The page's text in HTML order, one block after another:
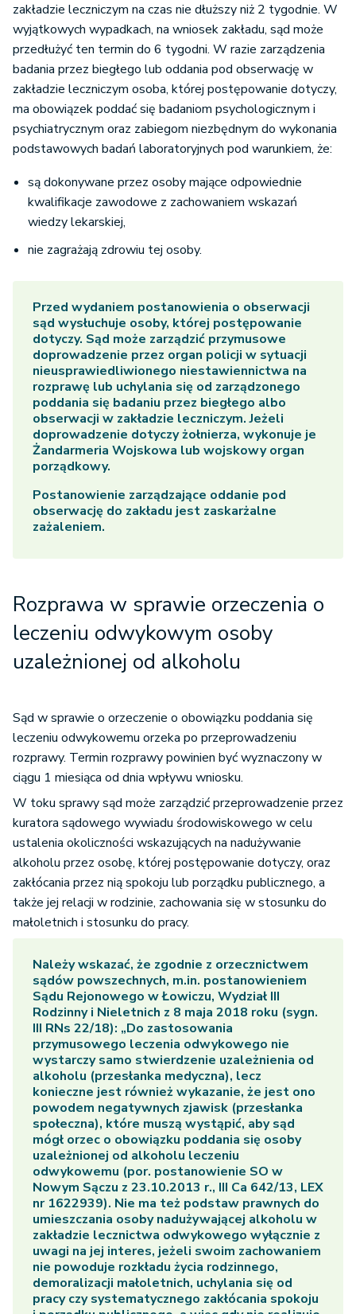
zakładzie leczniczym na czas nie dłuższy niż 2 tygodnie. W
wyjątkowych wypadkach, na wniosek zakładu, sąd może
przedłużyć ten termin do 6 tygodni. W razie zarządzenia
badania przez biegłego lub oddania pod obserwację w
zakładzie leczniczym osoba, której postępowanie dotyczy,
ma obowiązek poddać się badaniom psychologicznym i
psychiatrycznym oraz zabiegom niezbędnym do wykonania
podstawowych badań laboratoryjnych pod warunkiem, że:
są dokonywane przez osoby mające odpowiednie
kwalifikacje zawodowe z zachowaniem wskazań
wiedzy lekarskiej,
nie zagrażają zdrowiu tej osoby.
Przed wydaniem postanowienia o obserwacji
sąd wysłuchuje osoby, której postępowanie
dotyczy. Sąd może zarządzić przymusowe
doprowadzenie przez organ policji w sytuacji
nieusprawiedliwionego niestawiennictwa na
rozprawę lub uchylania się od zarządzonego
poddania się badaniu przez biegłego albo
obserwacji w zakładzie leczniczym. Jeżeli
doprowadzenie dotyczy żołnierza, wykonuje je
Żandarmeria Wojskowa lub wojskowy organ
porządkowy.
Postanowienie zarządzające oddanie pod
obserwację do zakładu jest zaskarżalne
zażaleniem.
Rozprawa w sprawie orzeczenia o
leczeniu odwykowym osoby
uzależnionej od alkoholu
Sąd w sprawie o orzeczenie o obowiązku poddania się
leczeniu odwykowemu orzeka po przeprowadzeniu
rozprawy. Termin rozprawy powinien być wyznaczony w
ciągu 1 miesiąca od dnia wpływu wniosku.
W toku sprawy sąd może zarządzić przeprowadzenie przez
kuratora sądowego wywiadu środowiskowego w celu
ustalenia okoliczności wskazujących na nadużywanie
alkoholu przez osobę, której postępowanie dotyczy, oraz
zakłócania przez nią spokoju lub porządku publicznego, a
także jej relacji w rodzinie, zachowania się w stosunku do
małoletnich i stosunku do pracy.
Należy wskazać, że zgodnie z orzecznictwem
sądów powszechnych, m.in. postanowieniem
Sądu Rejonowego w Łowiczu, Wydział III
Rodzinny i Nieletnich z 8 maja 2018 roku (sygn.
III RNs 22/18): „Do zastosowania
przymusowego leczenia odwykowego nie
wystarczy samo stwierdzenie uzależnienia od
alkoholu (przesłanka medyczna), lecz
konieczne jest również wykazanie, że jest ono
powodem negatywnych zjawisk (przesłanka
społeczna), które muszą wystąpić, aby sąd
mógł orzec o obowiązku poddania się osoby
uzależnionej od alkoholu leczeniu
odwykowemu (por. postanowienie SO w
Nowym Sączu z 23.10.2013 r., III Ca 642/13, LEX
nr 1622939). Nie ma też podstaw prawnych do
umieszczania osoby nadużywającej alkoholu w
zakładzie lecznictwa odwykowego wyłącznie z
uwagi na jej interes, jeżeli swoim zachowaniem
nie powoduje rozkładu życia rodzinnego,
demoralizacji małoletnich, uchylania się od
pracy czy systematycznego zakłócania spokoju